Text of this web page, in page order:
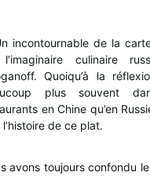
incontournable de la
culinaire
Quoiqu’à la
plus souvent
en Chine qu’en
l’histoire de ce plat.
avons toujours confondu